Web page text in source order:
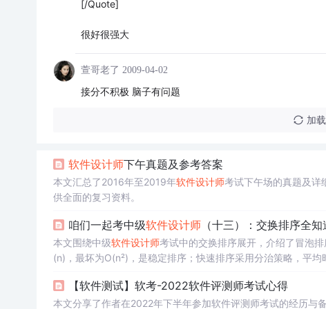
[/Quote]
很好很强大
萱哥老了 2009-04-02
接分不积极 脑子有问题
加
软件设计师下午真题及参考答案
本文汇总了2016年至2019年软件设计师考试下午场的真题及详
供全面的复习资料。
咱们一起考中级软件设计师（十三）：交换排序全知
本文围绕中级软件设计师考试中的交换排序展开，介绍了冒泡
(n)，最坏为O(n²)，是稳定排序；快速排序采用分治策略，平
【软件测试】软考-2022软件评测师考试心得
本文分享了作者在2022年下半年参加软件评测师考试的经历与